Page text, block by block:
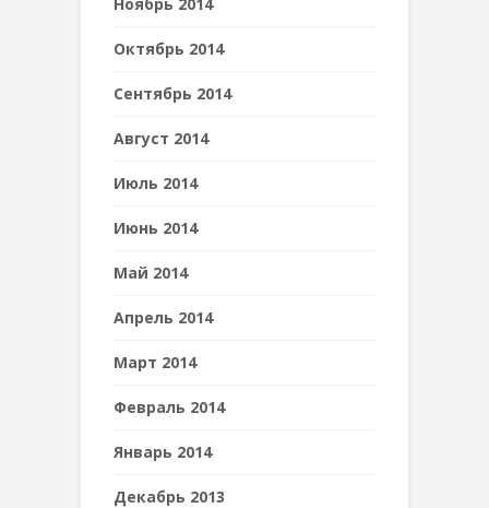
Октябрь 2014
Сентябрь 2014
Август 2014
Июль 2014
Июнь 2014
Май 2014
Апрель 2014
Март 2014
Февраль 2014
Январь 2014
Декабрь 2013